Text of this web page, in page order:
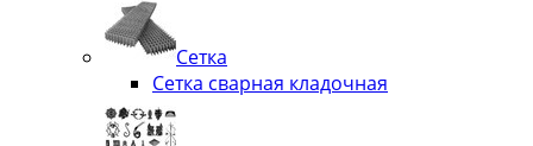
Сетка
Сетка сварная кладочная